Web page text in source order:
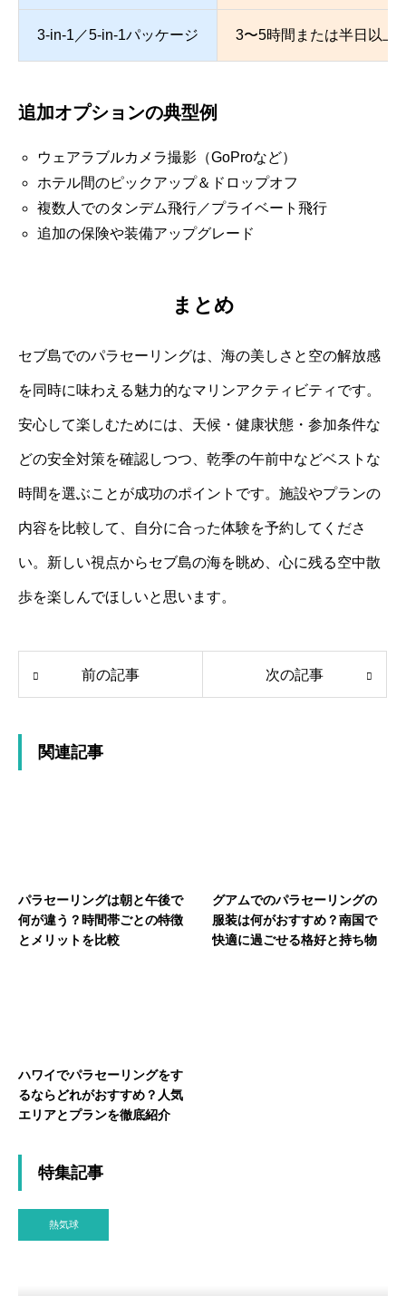
3-in-1／5-in-1パッケージ 3〜5時間または半日以上
追加オプションの典型例
ウェアラブルカメラ撮影（GoProなど）
ホテル間のピックアップ＆ドロップオフ
複数人でのタンデム飛行／プライベート飛行
追加の保険や装備アップグレード
まとめ
セブ島でのパラセーリングは、海の美しさと空の解放感
を同時に味わえる魅力的なマリンアクティビティです。
安心して楽しむためには、天候・健康状態・参加条件な
どの安全対策を確認しつつ、乾季の午前中などベストな
時間を選ぶことが成功のポイントです。施設やプランの
内容を比較して、自分に合った体験を予約してくださ
い。新しい視点からセブ島の海を眺め、心に残る空中散
歩を楽しんでほしいと思います。
前の記事 次の記事
関連記事
パラセーリングは朝と午後で
何が違う？時間帯ごとの特徴
とメリットを比較
グアムでのパラセーリングの
服装は何がおすすめ？南国で
快適に過ごせる格好と持ち物
ハワイでパラセーリングをす
るならどれがおすすめ？人気
エリアとプランを徹底紹介
特集記事
熱気球